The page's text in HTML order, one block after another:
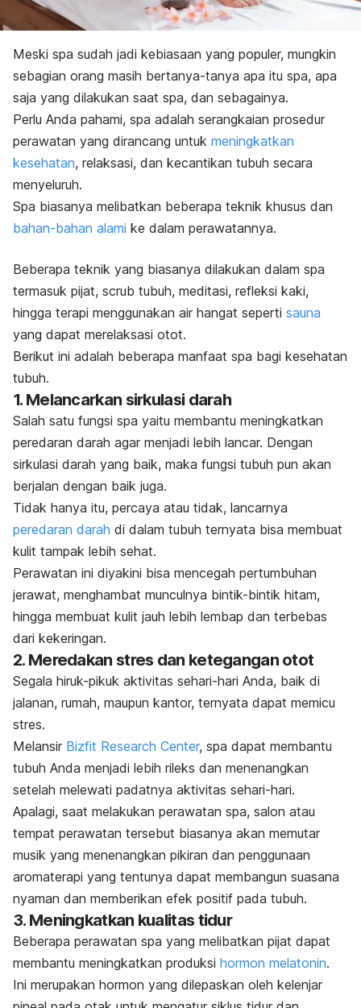
Meski spa sudah jadi kebiasaan yang populer, mungkin
sebagian orang masih bertanya-tanya apa itu spa, apa
saja yang dilakukan saat spa, dan sebagainya.
Perlu Anda pahami, spa adalah serangkaian prosedur
perawatan yang dirancang untuk meningkatkan
kesehatan, relaksasi, dan kecantikan tubuh secara
menyeluruh.
Spa biasanya melibatkan beberapa teknik khusus dan
bahan-bahan alami ke dalam perawatannya.
Beberapa teknik yang biasanya dilakukan dalam spa
termasuk pijat, scrub tubuh, meditasi, refleksi kaki,
hingga terapi menggunakan air hangat seperti sauna
yang dapat merelaksasi otot.
Berikut ini adalah beberapa manfaat spa bagi kesehatan
tubuh.
1. Melancarkan sirkulasi darah
Salah satu fungsi spa yaitu membantu meningkatkan
peredaran darah agar menjadi lebih lancar. Dengan
sirkulasi darah yang baik, maka fungsi tubuh pun akan
berjalan dengan baik juga.
Tidak hanya itu, percaya atau tidak, lancarnya
peredaran darah di dalam tubuh ternyata bisa membuat
kulit tampak lebih sehat.
Perawatan ini diyakini bisa mencegah pertumbuhan
jerawat, menghambat munculnya bintik-bintik hitam,
hingga membuat kulit jauh lebih lembap dan terbebas
dari kekeringan.
2. Meredakan stres dan ketegangan otot
Segala hiruk-pikuk aktivitas sehari-hari Anda, baik di
jalanan, rumah, maupun kantor, ternyata dapat memicu
stres.
Melansir Bizfit Research Center, spa dapat membantu
tubuh Anda menjadi lebih rileks dan menenangkan
setelah melewati padatnya aktivitas sehari-hari.
Apalagi, saat melakukan perawatan spa, salon atau
tempat perawatan tersebut biasanya akan memutar
musik yang menenangkan pikiran dan penggunaan
aromaterapi yang tentunya dapat membangun suasana
nyaman dan memberikan efek positif pada tubuh.
3. Meningkatkan kualitas tidur
Beberapa perawatan spa yang melibatkan pijat dapat
membantu meningkatkan produksi hormon melatonin.
Ini merupakan hormon yang dilepaskan oleh kelenjar